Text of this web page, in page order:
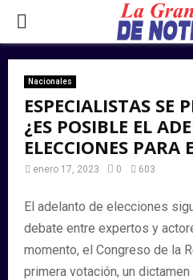
PRIMARY
MENU
Nacionales
ESPECIALISTAS SE
¿ES POSIBLE EL
ELECCIONES PARA
enero 17, 2023 0 603
El adelanto de elecciones
debate entre expertos y
momento, el Congreso de la
primera votación, un